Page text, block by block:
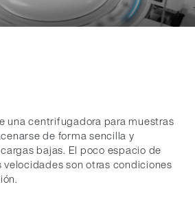
una centrifugadora para muestras
de forma sencilla y
bajas. El poco espacio de
son otras condiciones